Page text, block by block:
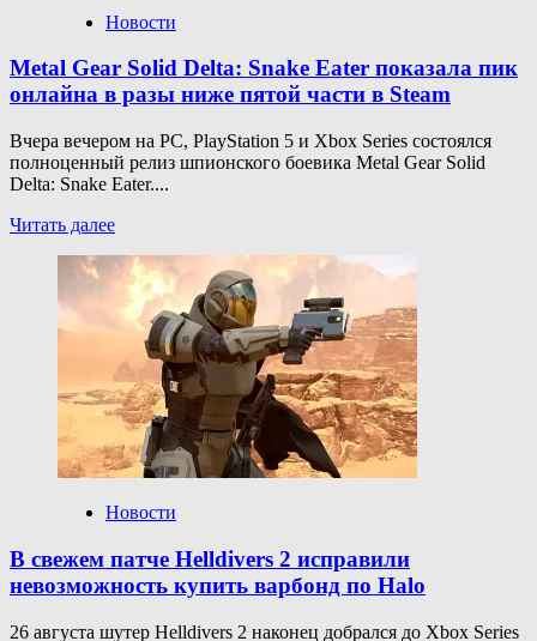
Новости
Metal Gear Solid Delta: Snake Eater показала пик
онлайна в разы ниже пятой части в Steam
Вчера вечером на PC, PlayStation 5 и Xbox Series состоялся
полноценный релиз шпионского боевика Metal Gear Solid
Delta: Snake Eater....
Читать далееПрочитать
о
Metal
Gear
Solid
Delta:
Snake
Eater
показала
пик
онлайна
в разы
ниже
пятой
в Steam
Новости
В свежем патче Helldivers 2 исправили
невозможность купить варбонд по Halo
26 августа шутер Helldivers 2 наконец добрался до Xbox Series